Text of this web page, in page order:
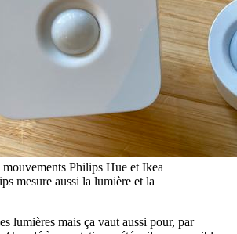
mouvements Philips Hue et Ikea
mesure aussi la lumière et la
lumières mais ça vaut aussi pour, par